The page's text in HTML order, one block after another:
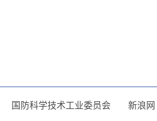
国防科学技术工业委员会 新浪网